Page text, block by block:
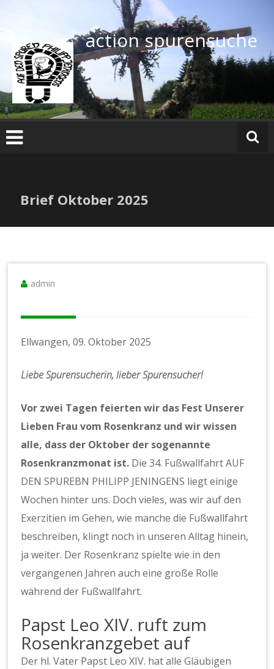
action spurensuche
Brief Oktober 2025
admin
Ellwangen, 09. Oktober 2025
Liebe Spurensucherin, lieber Spurensucher!
Vor zwei Tagen feierten wir das Fest Unserer
Lieben Frau vom Rosenkranz und wir wissen
alle, dass der Oktober der sogenannte
Rosenkranzmonat ist. Die 34. Fußwallfahrt AUF
DEN SPUREBN PHILIPP JENINGENS liegt einige
Wochen hinter uns. Doch vieles, was wir auf den
Exerzitien im Gehen, wie manche die Fußwallfahrt
beschreiben, klingt noch in unseren Alltag hinein,
ja weiter. Der Rosenkranz spielte wie in den
vergangenen Jahren auch eine große Rolle
während der Fußwallfahrt.
Papst Leo XIV. ruft zum
Rosenkranzgebet auf
Der hl. Vater Papst Leo XIV. hat alle Gläubigen